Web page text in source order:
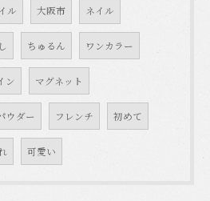
ル 大阪市 ネイル
ちゅるん ワンカラー
ン マグネット
ウダー フレンチ 初めて
可愛い